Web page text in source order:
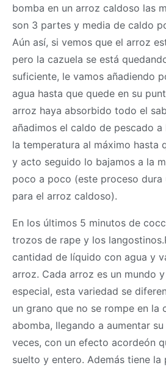
bomba en un arroz caldoso las
son 3 partes y media de caldo
Aún así, si vemos que el arroz
pero la cazuela se está
suficiente, le vamos añadiendo
agua hasta que quede en su
arroz haya absorbido todo el
añadimos el caldo de pescado a
la temperatura al máximo hasta
y acto seguido lo bajamos a la
poco a poco (este proceso dura
para el arroz caldoso).
En los últimos 5 minutos de
trozos de rape y los
cantidad de líquido con agua y
arroz. Cada arroz es un mundo
especial, esta variedad se
un grano que no se rompe en la
abomba, llegando a aumentar
veces, con un efecto acordeón
suelto y entero. Además tiene la